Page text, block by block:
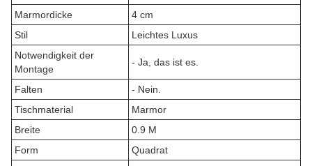
Marmordicke
4 cm
Stil
Leichtes Luxus
Notwendigkeit der
Montage
- Ja, das ist es.
Falten
- Nein.
Tischmaterial
Marmor
Breite
0.9 M
Form
Quadrat